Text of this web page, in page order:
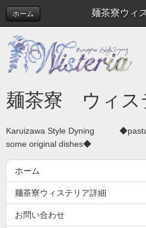
ホーム
麺茶寮 ウィス
Karuizawa Style Dyning
some original dishes◆
ホーム
麺茶寮ウィステリア詳細
お問い合わせ